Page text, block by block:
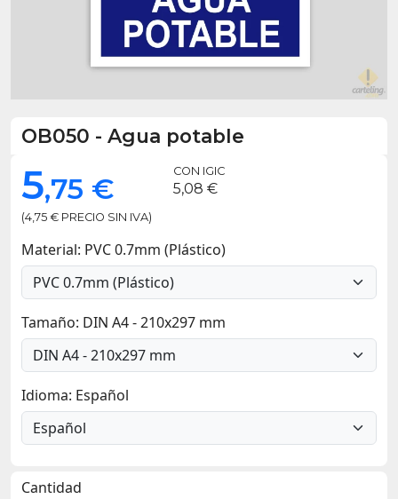
OB050 - Agua potable
5,75 €
(4,75 € PRECIO SIN IVA)
CON IGIC
5,08 €
Material: PVC 0.7mm (Plástico)
Tamaño: DIN A4 - 210x297 mm
Idioma: Español
Cantidad